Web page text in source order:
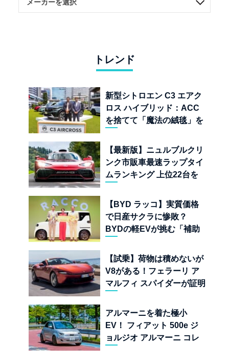
トレンド
新型シトロエン C3 エアク
ロス ハイブリッド：ACC
を捨てて「魔法の絨毯」を
児
【最新版】ニュルブルクリ
ンク市販車最速ラップタイ
ムランキング 上位22台を
【BYD ラッコ】実質価格
で日産サクラに惨敗？
BYDの軽EVが挑む「補助
界
【試乗】荷物は積めないが
V8がある！フェラーリ ア
マルフィ スパイダーが証明
ーの至福
アルマーニを着た極小
EV！ フィアット 500e ジ
ョルジオ アルマーニ コレ